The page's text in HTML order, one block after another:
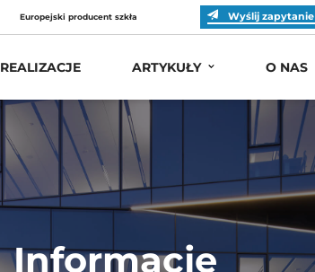
Europejski producent szkła Wyślij
REALIZACJE ARTYKUŁY O NAS
Informacje